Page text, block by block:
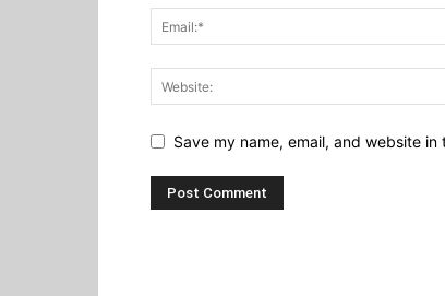
Save my name, email, and website